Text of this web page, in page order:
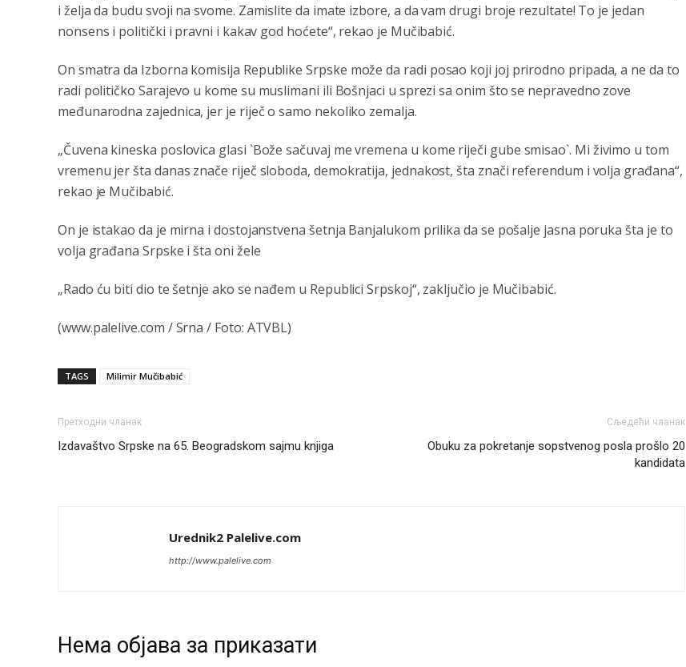
i želja da budu svoji na svome. Zamislite da imate izbore, a da vam drugi broje rezultate! To je jedan
nonsens i politički i pravni i kakav god hoćete“, rekao je Mučibabić.
On smatra da Izborna komisija Republike Srpske može da radi posao koji joj prirodno pripada, a ne da to
radi političko Sarajevo u kome su muslimani ili Bošnjaci u sprezi sa onim što se nepravedno zove
međunarodna zajednica, jer je riječ o samo nekoliko zemalja.
„Čuvena kineska poslovica glasi `Bože sačuvaj me vremena u kome riječi gube smisao`. Mi živimo u tom
vremenu jer šta danas znače riječ sloboda, demokratija, jednakost, šta znači referendum i volja građana“,
rekao je Mučibabić.
On je istakao da je mirna i dostojanstvena šetnja Banjalukom prilika da se pošalje jasna poruka šta je to
volja građana Srpske i šta oni žele
„Rado ću biti dio te šetnje ako se nađem u Republici Srpskoj“, zaključio je Mučibabić.
(www.palelive.com / Srna / Foto: ATVBL)
TAGS Milimir Mučibabić
Претходни чланак
Izdavaštvo Srpske na 65. Beogradskom sajmu knjiga
Сљедећи чланак
Obuku za pokretanje sopstvenog posla prošlo 20
kandidata
Urednik2 Palelive.com
http://www.palelive.com
Нeма објава за приказати